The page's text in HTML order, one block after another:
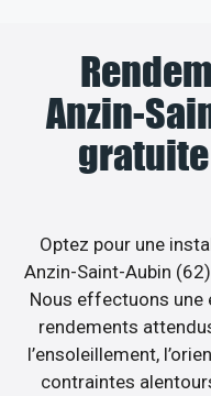
Anzin-
Optez pour une
Anzin-Saint-Aubin
Nous effectuons une
rendements
l’ensoleillement,
contraintes